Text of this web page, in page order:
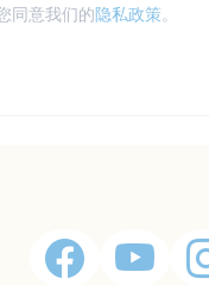
同意我们的隐私政策。